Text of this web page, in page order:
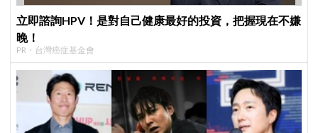
立即諮詢HPV！是對自己健康最好的投資，把握現在不嫌
晚！
PR・台灣癌症基金會